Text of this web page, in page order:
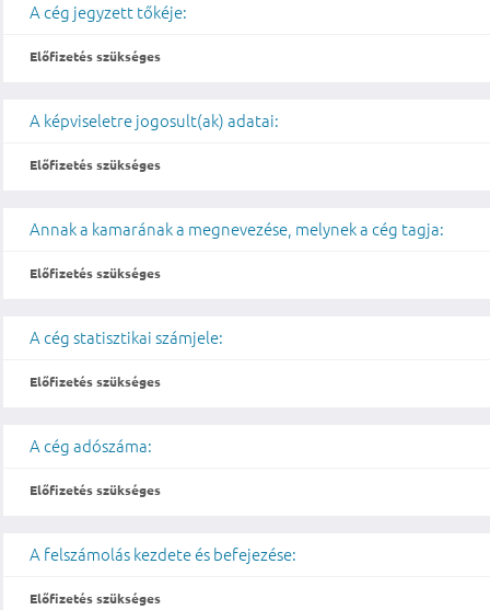
A cég jegyzett tőkéje:
Előfizetés szükséges
A képviseletre jogosult(ak) adatai:
Előfizetés szükséges
Annak a kamarának a megnevezése, melynek a cég tagja:
Előfizetés szükséges
A cég statisztikai számjele:
Előfizetés szükséges
A cég adószáma:
Előfizetés szükséges
A felszámolás kezdete és befejezése:
Előfizetés szükséges